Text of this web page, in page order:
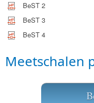
BeST 2
BeST 3
BeST 4
​​Meetschalen